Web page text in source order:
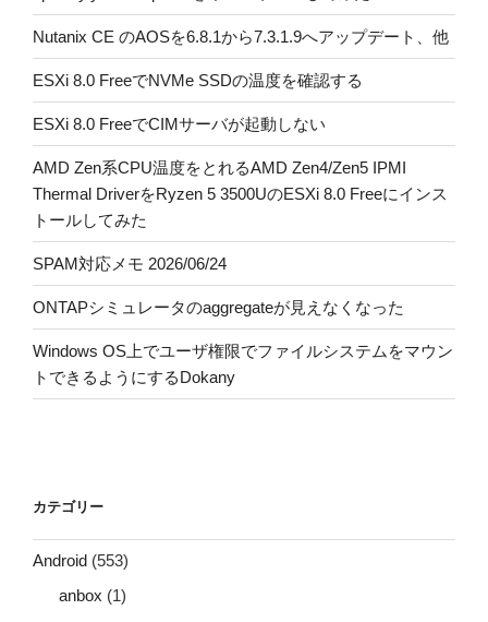
Nutanix CE のAOSを6.8.1から7.3.1.9へアップデート、他
ESXi 8.0 FreeでNVMe SSDの温度を確認する
ESXi 8.0 FreeでCIMサーバが起動しない
AMD Zen系CPU温度をとれるAMD Zen4/Zen5 IPMI
Thermal DriverをRyzen 5 3500UのESXi 8.0 Freeにインス
トールしてみた
SPAM対応メモ 2026/06/24
ONTAPシミュレータのaggregateが見えなくなった
Windows OS上でユーザ権限でファイルシステムをマウン
トできるようにするDokany
カテゴリー
Android (553)
anbox (1)